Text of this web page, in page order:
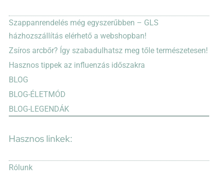
Szappanrendelés még egyszerűbben – GLS
házhozszállítás elérhető a webshopban!
Zsíros arcbőr? Így szabadulhatsz meg tőle természetesen!
Hasznos tippek az influenzás időszakra
BLOG
BLOG-ÉLETMÓD
BLOG-LEGENDÁK
Hasznos linkek:
Rólunk